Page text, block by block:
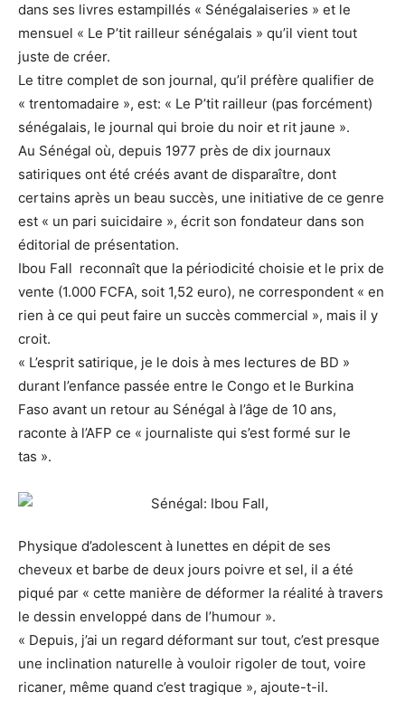
dans ses livres estampillés « Sénégalaiseries » et le
mensuel « Le P’tit railleur sénégalais » qu’il vient tout
juste de créer.
Le titre complet de son journal, qu’il préfère qualifier de
« trentomadaire », est: « Le P’tit railleur (pas forcément)
sénégalais, le journal qui broie du noir et rit jaune ».
Au Sénégal où, depuis 1977 près de dix journaux
satiriques ont été créés avant de disparaître, dont
certains après un beau succès, une initiative de ce genre
est « un pari suicidaire », écrit son fondateur dans son
éditorial de présentation.
Ibou Fall reconnaît que la périodicité choisie et le prix de
vente (1.000 FCFA, soit 1,52 euro), ne correspondent « en
rien à ce qui peut faire un succès commercial », mais il y
croit.
« L’esprit satirique, je le dois à mes lectures de BD »
durant l’enfance passée entre le Congo et le Burkina
Faso avant un retour au Sénégal à l’âge de 10 ans,
raconte à l’AFP ce « journaliste qui s’est formé sur le
tas ».
Physique d’adolescent à lunettes en dépit de ses
cheveux et barbe de deux jours poivre et sel, il a été
piqué par « cette manière de déformer la réalité à travers
le dessin enveloppé dans de l’humour ».
« Depuis, j’ai un regard déformant sur tout, c’est presque
une inclination naturelle à vouloir rigoler de tout, voire
ricaner, même quand c’est tragique », ajoute-t-il.